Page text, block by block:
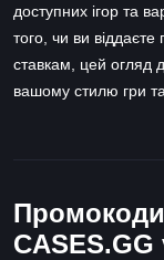
доступних ігор та
того, чи ви віддаєте
ставкам, цей огляд
вашому стилю гри
CASES.GG